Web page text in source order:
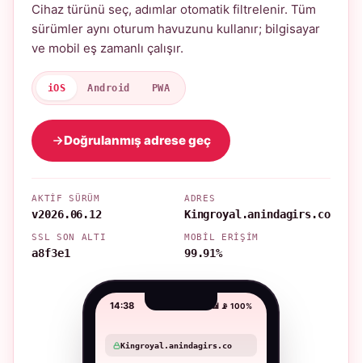
Cihaz türünü seç, adımlar otomatik filtrelenir. Tüm
sürümler aynı oturum havuzunu kullanır; bilgisayar
ve mobil eş zamanlı çalışır.
iOS Android PWA
Doğrulanmış adrese geç
AKTIF SÜRÜM
v2026.06.12
ADRES
Kingroyal.anindagirs.co
SSL SON ALTI
a8f3e1
MOBIL ERIŞIM
99.91%
14:38 📶 📡 100%
Kingroyal.anindagirs.co